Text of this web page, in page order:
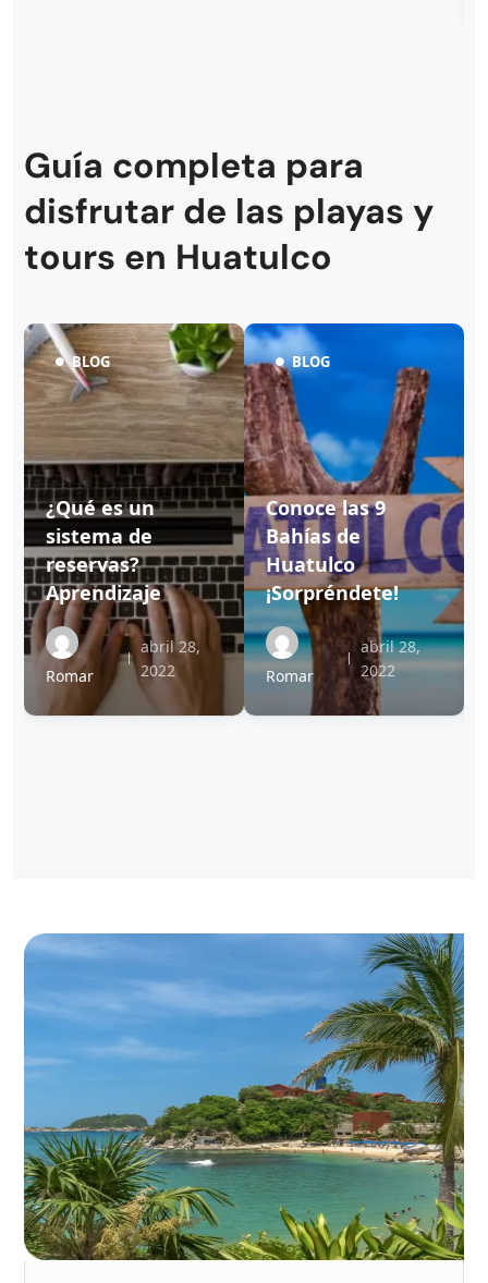
Guía completa para
disfrutar de las playas y
tours en Huatulco
BLOG
¿Qué es un
sistema de
reservas?
Aprendizaje
Romar
abril 28,
2022
BLOG
Conoce las 9
Bahías de
Huatulco
¡Sorpréndete!
Romar
abril 28,
2022